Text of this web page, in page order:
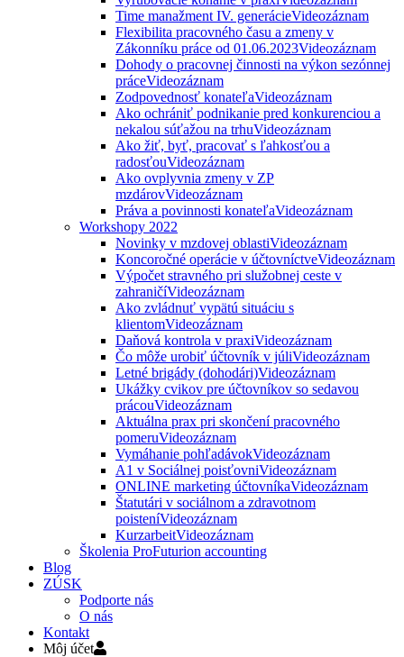
Time manažment IV. generácieVideozáznam
Flexibilita pracovného času a zmeny v
Zákonníku práce od 01.06.2023Videozáznam
Dohody o pracovnej činnosti na výkon sezónnej
práceVideozáznam
Zodpovednosť konateľaVideozáznam
Ako ochrániť podnikanie pred konkurenciou a
nekalou súťažou na trhuVideozáznam
Ako žiť, byť, pracovať s ľahkosťou a
radosťouVideozáznam
Ako ovplyvnia zmeny v ZP
mzdárovVideozáznam
Práva a povinnosti konateľaVideozáznam
Workshopy 2022
Novinky v mzdovej oblastiVideozáznam
Koncoročné operácie v účtovníctveVideozáznam
Výpočet stravného pri služobnej ceste v
zahraničíVideozáznam
Ako zvládnuť vypätú situáciu s
klientomVideozáznam
Daňová kontrola v praxiVideozáznam
Čo môže urobiť účtovník v júliVideozáznam
Letné brigády (dohodári)Videozáznam
Ukážky cvikov pre účtovníkov so sedavou
prácouVideozáznam
Aktuálna prax pri skončení pracovného
pomeruVideozáznam
Vymáhanie pohľadávokVideozáznam
A1 v Sociálnej poisťovniVideozáznam
ONLINE marketing účtovníkaVideozáznam
Štatutári v sociálnom a zdravotnom
poisteníVideozáznam
KurzarbeitVideozáznam
Školenia ProFuturion accounting
Blog
ZÚSK
Podporte nás
O nás
Kontakt
Môj účet